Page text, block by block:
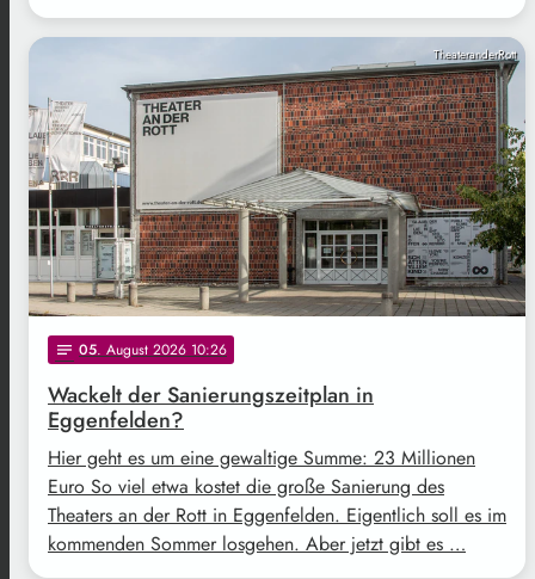
TheateranderRott
notes 05. August 2026 10:26
Wackelt der Sanierungszeitplan in
Eggenfelden?
Hier geht es um eine gewaltige Summe: 23 Millionen
Euro So viel etwa kostet die große Sanierung des
Theaters an der Rott in Eggenfelden. Eigentlich soll es im
kommenden Sommer losgehen. Aber jetzt gibt es …